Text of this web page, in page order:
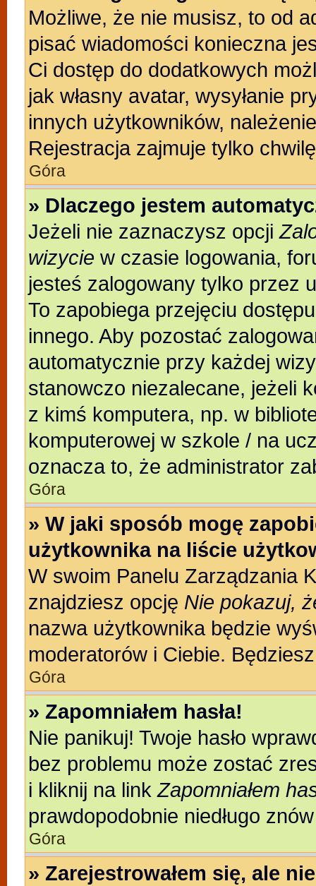
Możliwe, że nie musisz, to od
pisać wiadomości konieczna
Ci dostęp do dodatkowych
jak własny avatar, wysyłanie
innych użytkowników,
Rejestracja zajmuje tylko
Góra
» Dlaczego jestem
Jeżeli nie zaznaczysz opcji
wizycie w czasie logowania,
jesteś zalogowany tylko przez
To zapobiega przejęciu
innego. Aby pozostać
automatycznie przy każdej
stanowczo niezalecane, jeżeli
z kimś komputera, np. w
komputerowej w szkole / na
oznacza to, że administrator
Góra
» W jaki sposób mogę
użytkownika na liście
W swoim Panelu Zarządzania
znajdziesz opcję Nie pokazuj,
nazwa użytkownika będzie
moderatorów i Ciebie.
Góra
» Zapomniałem hasła!
Nie panikuj! Twoje hasło
bez problemu może zostać
i kliknij na linkZapomniałem
prawdopodobnie niedługo
Góra
» Zarejestrowałem się, ale